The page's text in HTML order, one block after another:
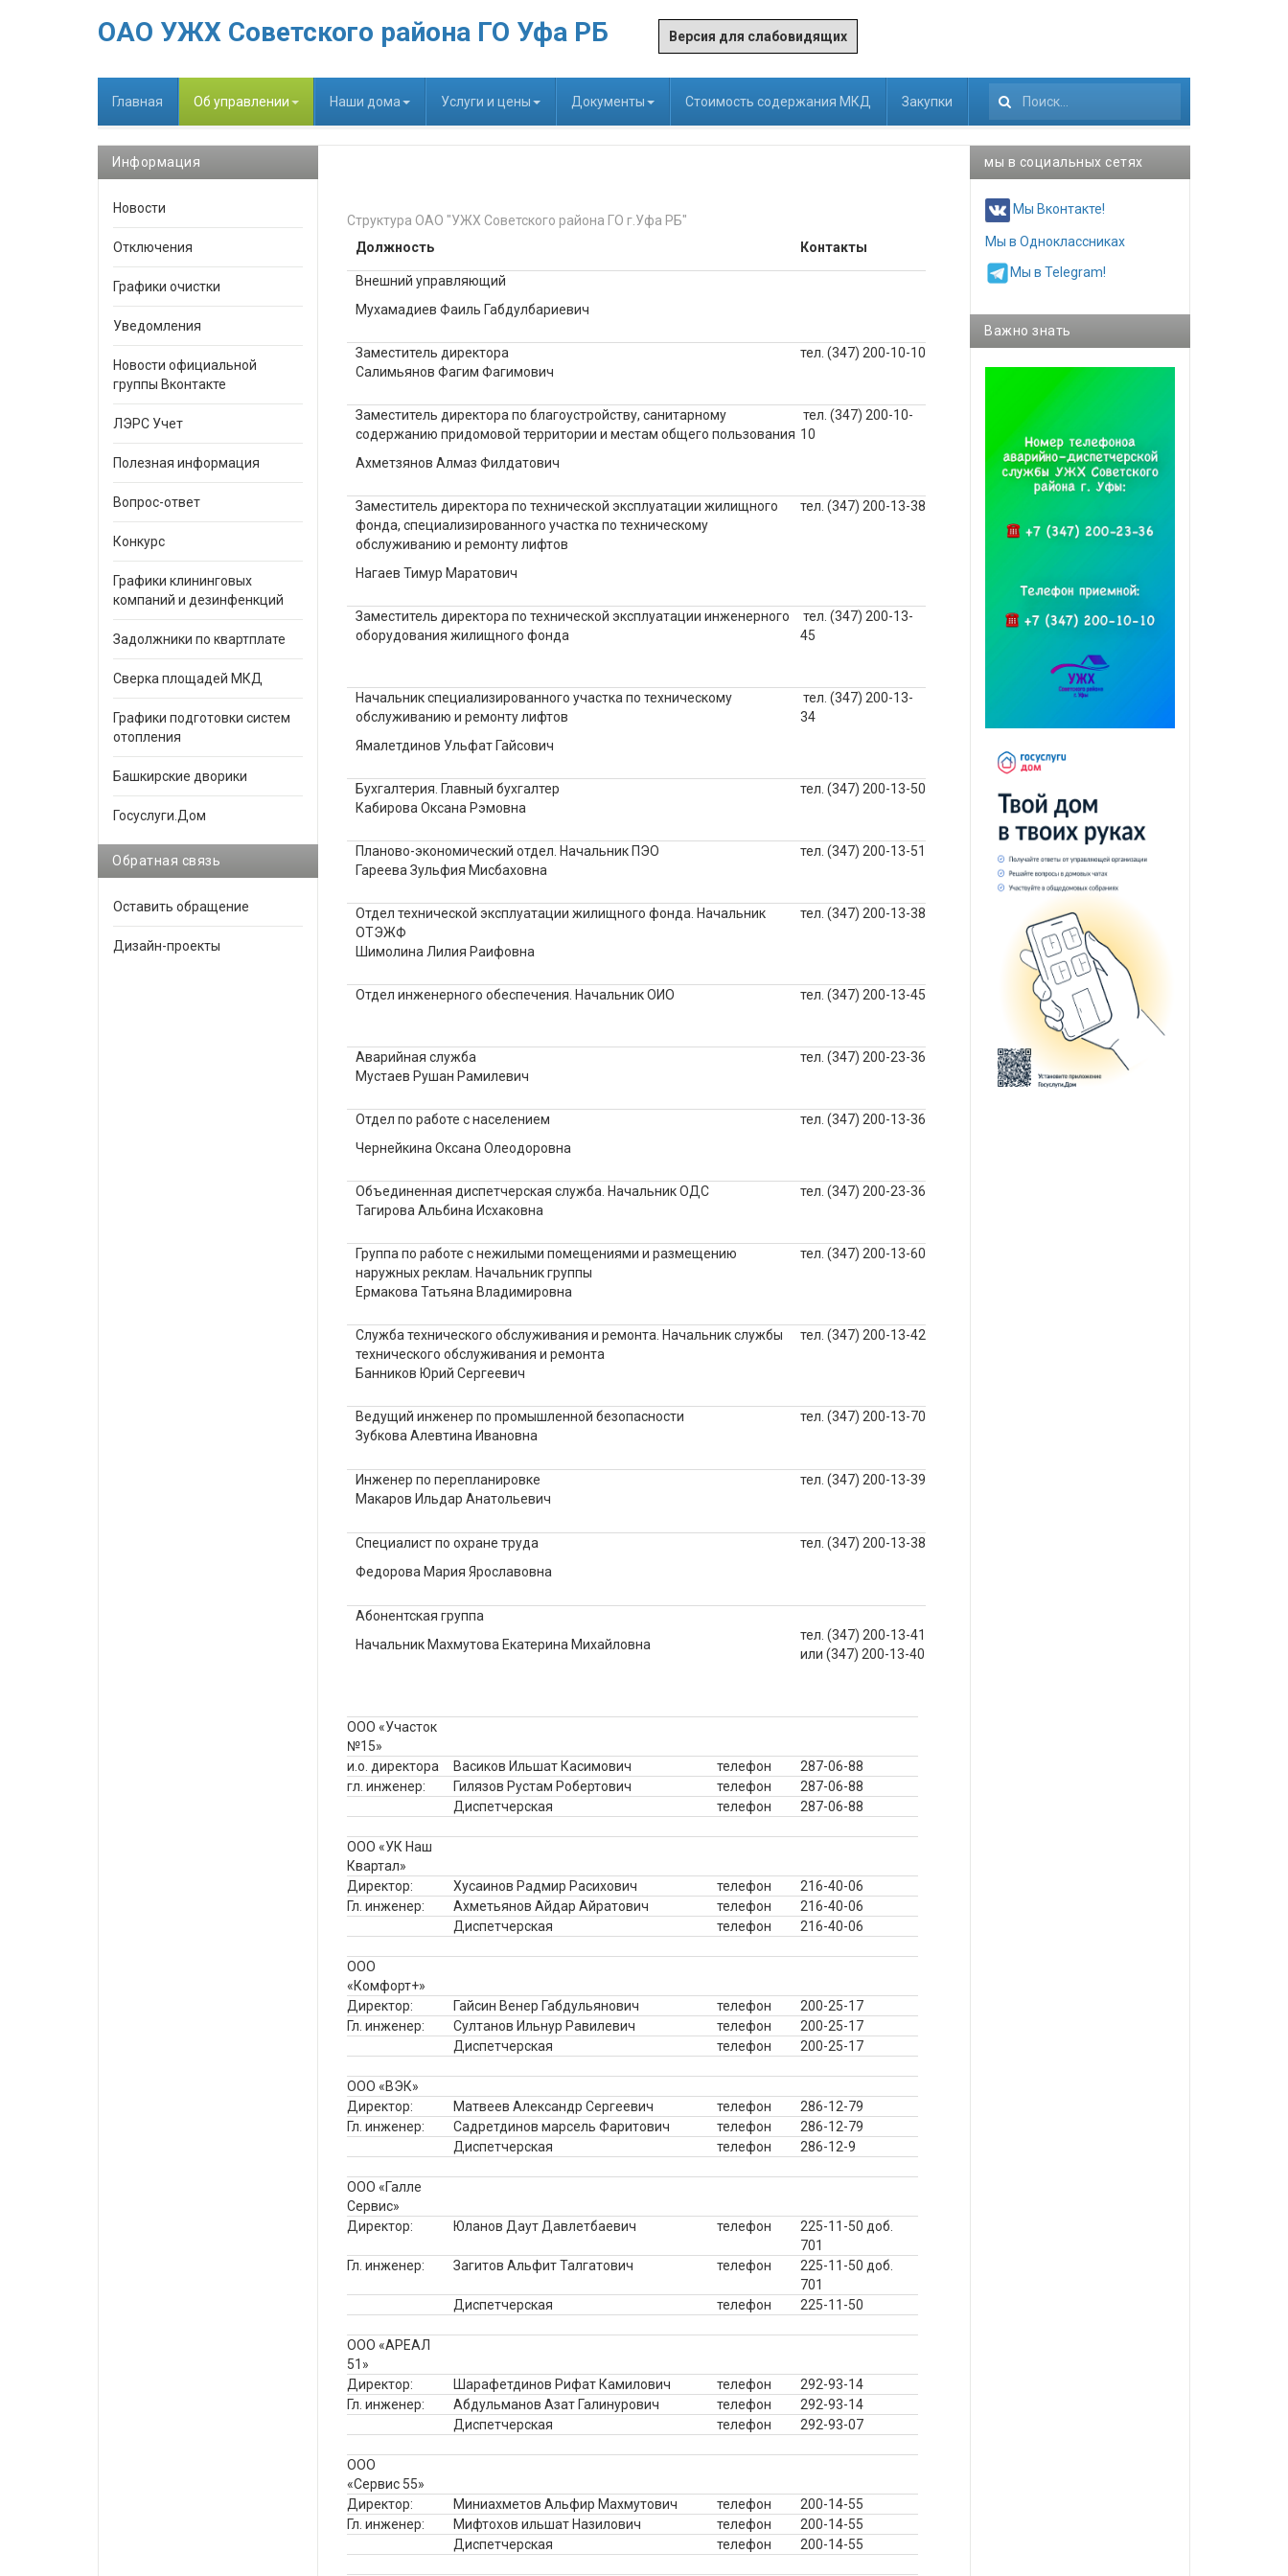
ОАО УЖХ Советского района ГО Уфа РБ Версия для слабовидящих
Главная Об управлении Наши дома Услуги и цены Документы Стоимость содержания МКД Закупки Искать...
Структура ОАО "УЖХ Советского района ГО г.Уфа РБ"
Должность
Контакты
Внешний управляющий
Мухамадиев Фаиль Габдулбариевич
Заместитель директора
Салимьянов Фагим Фагимович
тел. (347) 200-10-10
Заместитель директора по благоустройству, санитарному
содержанию придомовой территории и местам общего пользования
Ахметзянов Алмаз Филдатович
тел. (347) 200-10-
10
Заместитель директора по технической эксплуатации жилищного
фонда, специализированного участка по техническому
обслуживанию и ремонту лифтов
Нагаев Тимур Маратович
тел. (347) 200-13-38
Заместитель директора по технической эксплуатации инженерного
оборудования жилищного фонда
тел. (347) 200-13-
45
Начальник специализированного участка по техническому
обслуживанию и ремонту лифтов
Ямалетдинов Ульфат Гайсович
тел. (347) 200-13-
34
Бухгалтерия. Главный бухгалтер
Кабирова Оксана Рэмовна
тел. (347) 200-13-50
Планово-экономический отдел. Начальник ПЭО
Гареева Зульфия Мисбаховна
тел. (347) 200-13-51
Отдел технической эксплуатации жилищного фонда. Начальник
ОТЭЖФ
Шимолина Лилия Раифовна
тел. (347) 200-13-38
Отдел инженерного обеспечения. Начальник ОИО тел. (347) 200-13-45
Аварийная служба
Мустаев Рушан Рамилевич
тел. (347) 200-23-36
Отдел по работе с населением
Чернейкина Оксана Олеодоровна
тел. (347) 200-13-36
Объединенная диспетчерская служба. Начальник ОДС
Тагирова Альбина Исхаковна
тел. (347) 200-23-36
Группа по работе с нежилыми помещениями и размещению
наружных реклам. Начальник группы
Ермакова Татьяна Владимировна
тел. (347) 200-13-60
Служба технического обслуживания и ремонта. Начальник службы
технического обслуживания и ремонта
Банников Юрий Сергеевич
тел. (347) 200-13-42
Ведущий инженер по промышленной безопасности
Зубкова Алевтина Ивановна
тел. (347) 200-13-70
Инженер по перепланировке
Макаров Ильдар Анатольевич
тел. (347) 200-13-39
Специалист по охране труда
Федорова Мария Ярославовна
тел. (347) 200-13-38
Абонентская группа
Начальник Махмутова Екатерина Михайловна
тел. (347) 200-13-41
или (347) 200-13-40
ООО «Участок
№15»
и.о. директора
Васиков Ильшат Касимович телефон
287-06-88
гл. инженер:
Гилязов Рустам Робертович телефон
287-06-88
Диспетчерская
телефон 287-06-88
ООО «УК Наш
Квартал»
Директор:
Хусаинов Радмир Расихович телефон
216-40-06
Гл. инженер:
Ахметьянов Айдар Айратович телефон
216-40-06
Диспетчерская
телефон 216-40-06
ООО
«Комфорт+»
Директор:
Гайсин Венер Габдульянович телефон
200-25-17
Гл. инженер:
Султанов Ильнур Равилевич телефон
200-25-17
Диспетчерская
телефон 200-25-17
ООО «ВЭК»
Директор:
Матвеев Александр Сергеевич телефон
286-12-79
Гл. инженер:
Садретдинов марсель Фаритович телефон
286-12-79
Диспетчерская
телефон 286-12-9
ООО «Галле
Сервис»
Директор:
Юланов Даут Давлетбаевич телефон
225-11-50 доб.
701
Гл. инженер:
Загитов Альфит Талгатович телефон
225-11-50 доб.
701
Диспетчерская
телефон 225-11-50
ООО «АРЕАЛ
51»
Директор:
Шарафетдинов Рифат Камилович телефон
292-93-14
Гл. инженер:
Абдульманов Азат Галинурович телефон
292-93-14
Диспетчерская
телефон 292-93-07
ООО
«Сервис 55»
Директор:
Миниахметов Альфир Махмутович телефон
200-14-55
Гл. инженер:
Мифтохов ильшат Назилович телефон
200-14-55
Диспетчерская
телефон 200-14-55
Информация
Новости
Отключения
Графики очистки
Уведомления
Новости официальной
группы Вконтакте
ЛЭРС Учет
Полезная информация
Вопрос-ответ
Конкурс
Графики клининговых
компаний и дезинфенкций
Задолжники по квартплате
Сверка площадей МКД
Графики подготовки систем
отопления
Башкирские дворики
Госуслуги.Дом
Обратная связь
Оставить обращение
Дизайн-проекты
мы в социальных сетях
Мы Вконтакте!
Мы в Одноклассниках
Мы в Telegram!
Важно знать